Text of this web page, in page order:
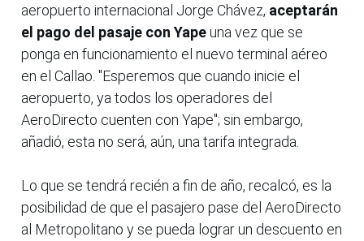
aeropuerto internacional Jorge Chávez, aceptarán
el pago del pasaje con Yapeuna vez que se
ponga en funcionamiento el nuevo terminal aéreo
en el Callao. "Esperemos que cuando inicie el
aeropuerto, ya todos los operadores del
AeroDirecto cuenten con Yape"; sin embargo,
añadió, esta no será, aún, una tarifa integrada.
Lo que se tendrá recién a fin de año, recalcó, es la
posibilidad de que el pasajero pase del AeroDirecto
al Metropolitano y se pueda lograr un descuento en